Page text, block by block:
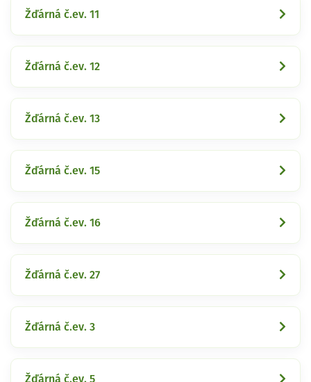
Žďárná č.ev. 11
Žďárná č.ev. 12
Žďárná č.ev. 13
Žďárná č.ev. 15
Žďárná č.ev. 16
Žďárná č.ev. 27
Žďárná č.ev. 3
Žďárná č.ev. 5